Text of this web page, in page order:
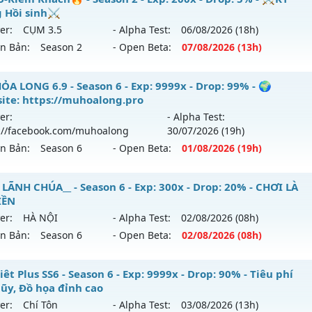
loại: Mu Nguyên bản Webzen
sharkguard
mới ra tháng 08 2026 - Mở máy chủHuyền Giới
9999x - Drop: 999%
loại: Mu Custom thêm đồ mới
Anti
Hồi sinh⚔️
CỤM 3.5 - Alpha Test: 06/08/2026 (18h)
Bản:
Season 2 - Open Beta: 07/08/2026 (13h)
Kiếm Khách🔥 - ⚔️KỸ Năng Hồi sinh⚔️
mới ra tháng 08 2026 - Mở máy chủ
CỤM 3.5
200x - Drop: 5%
loại: Mu Nguyên bản Webzen
Sharkguard
LONG 6.9 - Season 6 - Exp: 9999x - Drop: 99% - 🌍
https://muhoalong.pro
facebook.com/muhoalong
- Alpha Test:
30/07/2026 (19h)
Bản:
Season 6 - Open Beta: 01/08/2026 (19h)
LONG 6.9 - 🌍 Website: https://muhoalong.pro
ra tháng 08 2026 - Mở máy chủ https://facebook.com/
01/08/2626
Non Reset
Mu Nguyên bản Webzen
LÃNH CHÚA__ - Season 6 - Exp: 300x - Drop: 20% - CHƠI LÀ
HÀ NỘI - Alpha Test: 02/08/2026 (08h)
Bản:
Season 6 - Open Beta: 02/08/2026 (08h)
LÃNH CHÚA__ - CHƠI LÀ NGHIỀN
mới ra tháng 08 2026 - Mở máy chủHÀ NỘIvào 08h ngày
Plus SS6 - Season 6 - Exp: 9999x - Drop: 90% - Tiêu phí
Đồ họa đỉnh cao
Chí Tôn - Alpha Test: 03/08/2026 (13h)